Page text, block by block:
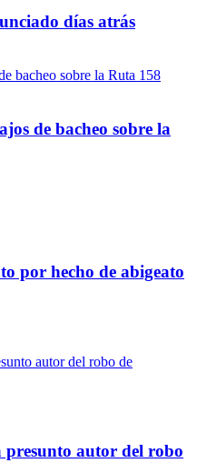
días atrás
de bacheo sobre la
por hecho de abigeato
autor del robo